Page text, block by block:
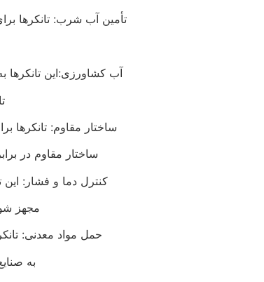
تأمین آب شرب: تانکرها
آب کشاورزی:این
ساختار مقاوم: تانکرها
ساختار مقاوم در
کنترل دما و فشار:
مجهز
حمل مواد معدنی:
به